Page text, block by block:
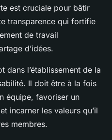
est cruciale pour bâtir
transparence qui fortifie
de travail
d’idées.
dans l’établissement de la
Il doit être à la fois
équipe, favoriser un
incarner les valeurs qu’il
membres.